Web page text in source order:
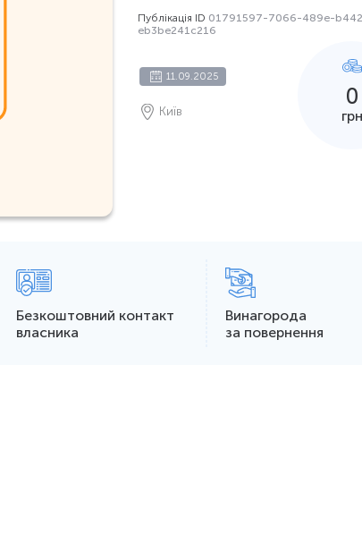
Публікація ID 01791597-7066-489e-
eb3be241c216
11.09.2025
Київ
0
грн
Безкоштовний контакт
власника
Винагорода
за повернення